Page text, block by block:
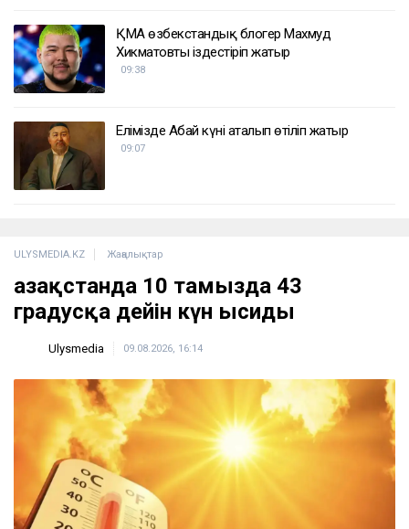
ҚМА өзбекстандық блогер Махмуд
Хикматовты іздестіріп жатыр
09:38
Елімізде Абай күні аталып өтіліп жатыр
09:07
ULYSMEDIA.KZ Жаңалықтар
Қазақстанда 10 тамызда 43
градусқа дейін күн ысиды
Ulysmedia 09.08.2026, 16:14